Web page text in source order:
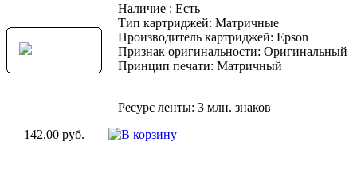
Наличие : Есть
Тип картриджей: Матричные
Производитель картриджей: Epson
Признак оригинальности: Оригинальный
Принцип печати: Матричный
Ресурс ленты: 3 млн. знаков
142.00 руб.